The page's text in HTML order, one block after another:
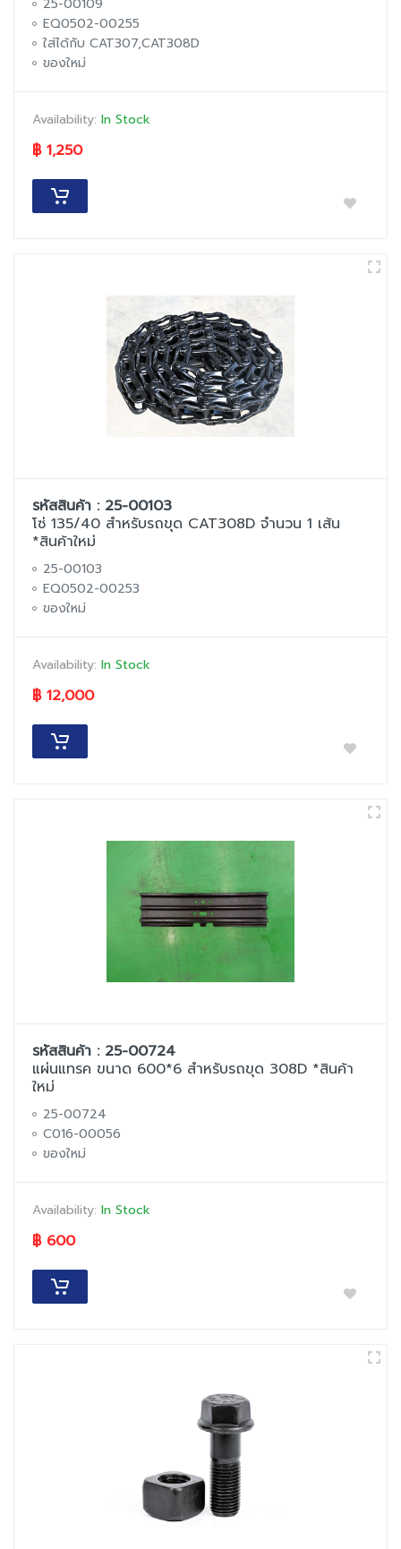
25-00109
EQ0502-00255
ใส่ได้กับ CAT307,CAT308D
ของใหม่
Availability: In Stock
฿ 1,250
รหัสสินค้า : 25-00103
โซ่ 135/40 สำหรับรถขุด CAT308D จำนวน 1 เส้น
*สินค้าใหม่
25-00103
EQ0502-00253
ของใหม่
Availability: In Stock
฿ 12,000
รหัสสินค้า : 25-00724
แผ่นแทรค ขนาด 600*6 สำหรับรถขุด 308D *สินค้า
ใหม่
25-00724
C016-00056
ของใหม่
Availability: In Stock
฿ 600